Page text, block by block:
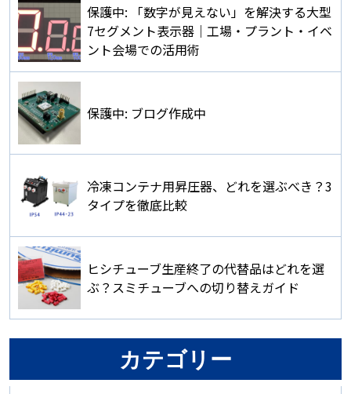
保護中: 「数字が見えない」を解決する大型
7セグメント表示器｜工場・プラント・イベ
ント会場での活用術
保護中: ブログ作成中
冷凍コンテナ用昇圧器、どれを選ぶべき？3
タイプを徹底比較
ヒシチューブ生産終了の代替品はどれを選
ぶ？スミチューブへの切り替えガイド
カテゴリー